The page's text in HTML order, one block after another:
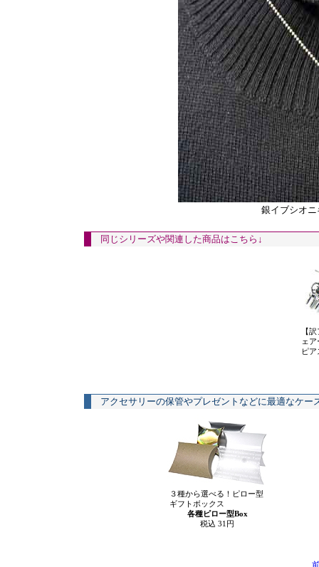
銀イブシオ
同じシリーズや関連した商品はこちら↓
【
ェ
ピア
アクセサリーの保管やプレゼントなどに最適なケー
３種から選べる！ピロー型
ギフトボックス
各種ピロー型Box
税込 31円